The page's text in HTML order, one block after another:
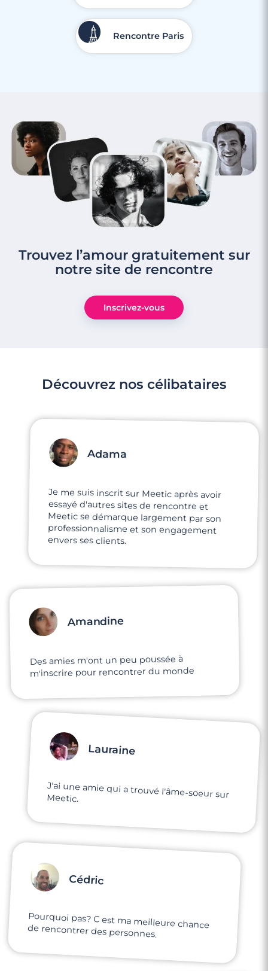
Rencontre Paris
Trouvez l’amour gratuitement sur
notre site de rencontre
Inscrivez-vous
Découvrez nos célibataires
Adama
Je me suis inscrit sur Meetic après avoir
essayé d'autres sites de rencontre et
Meetic se démarque largement par son
professionnalisme et son engagement
envers ses clients.
Amandine
Des amies m'ont un peu poussée à
m'inscrire pour rencontrer du monde
Lauraine
J'ai une amie qui a trouvé l'âme-soeur sur
Meetic.
Cédric
Pourquoi pas? C est ma meilleure chance
de rencontrer des personnes.